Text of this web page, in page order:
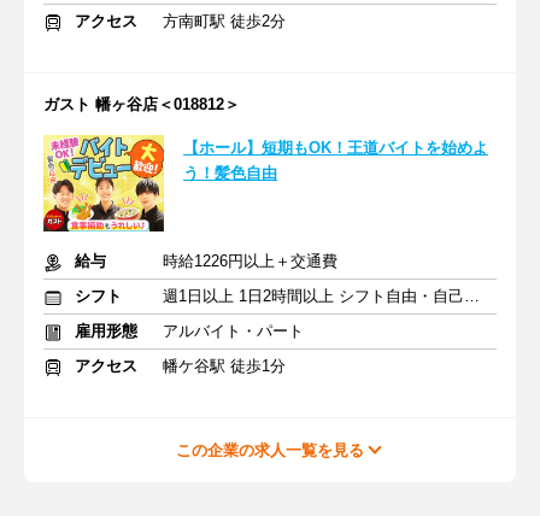
アクセス
方南町駅 徒歩2分
ガスト 幡ヶ谷店＜018812＞
【ホール】短期もOK！王道バイトを始めよ
う！髪色自由
給与
時給1226円以上＋交通費
シフト
週1日以上 1日2時間以上 シフト自由・自己申告
雇用形態
アルバイト・パート
アクセス
幡ケ谷駅 徒歩1分
この企業の求人一覧を見る